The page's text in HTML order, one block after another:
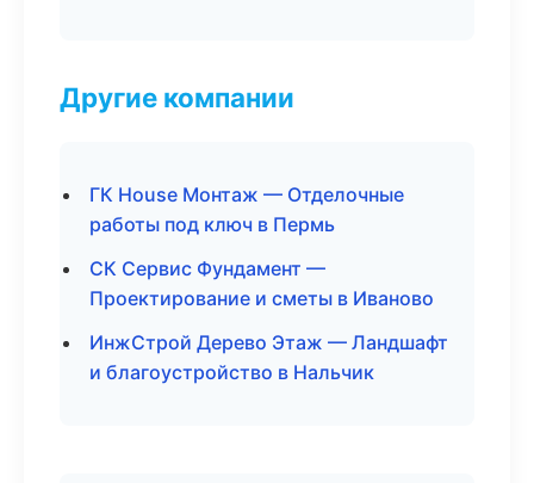
Другие компании
ГК House Монтаж — Отделочные
работы под ключ в Пермь
СК Сервис Фундамент —
Проектирование и сметы в Иваново
ИнжСтрой Дерево Этаж — Ландшафт
и благоустройство в Нальчик